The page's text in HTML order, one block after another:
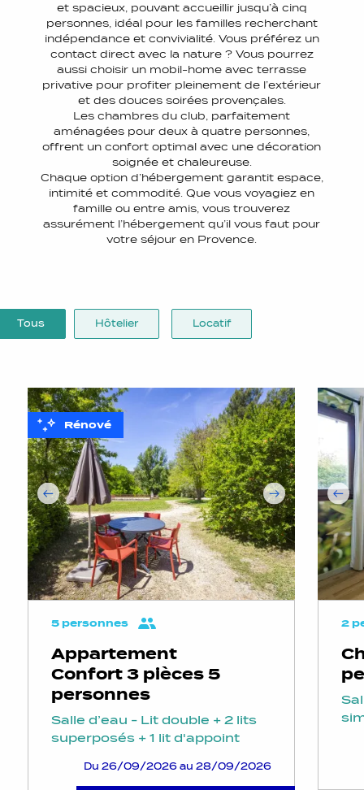
et spacieux, pouvant accueillir jusqu’à cinq
personnes, idéal pour les familles recherchant
indépendance et convivialité. Vous préférez un
contact direct avec la nature ? Vous pourrez
aussi choisir un mobil-home avec terrasse
privative pour profiter pleinement de l’extérieur
et des douces soirées provençales.
Les chambres du club, parfaitement
aménagées pour deux à quatre personnes,
offrent un confort optimal avec une décoration
soignée et chaleureuse.
Chaque option d’hébergement garantit espace,
intimité et commodité. Que vous voyagiez en
famille ou entre amis, vous trouverez
assurément l’hébergement qu’il vous faut pour
votre séjour en Provence.
Tous Hôtelier Locatif
Rénové
5 personnes
Appartement
Confort 3 pièces 5
personnes
Salle d’eau - Lit double + 2 lits
superposés + 1 lit d'appoint
Du 26/09/2026 au 28/09/2026
2